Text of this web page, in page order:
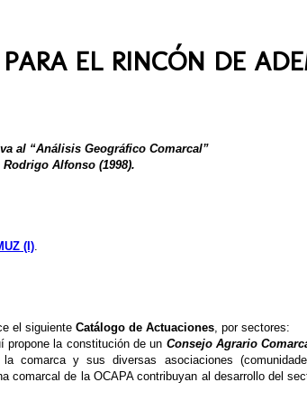
EL RINCÓN DE
al “Análisis Geográfico Comarcal”
Rodrigo Alfonso (1998).
(I).
el siguiente Catálogo de Actuaciones, por sectores:
propone la constitución de un Consejo Agrario
comarca y sus diversas asociaciones
comarcal de la OCAPA contribuyan al desarrollo del